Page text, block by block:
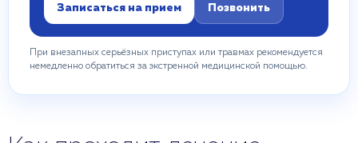
Записаться на прием Позвонить
При внезапных серьёзных приступах или травмах рекомендуется
немедленно обратиться за экстренной медицинской помощью.